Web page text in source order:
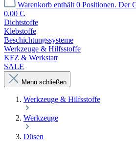
Warenkorb enthält 0 Positionen. Der
0,00 €.
Dichtstoffe
Klebstoffe
Beschichtungssysteme
Werkzeuge & Hilfsstoffe
KFZ & Werkstatt
SALE
Menü schließen
Werkzeuge & Hilfsstoffe
Werkzeuge
Düsen